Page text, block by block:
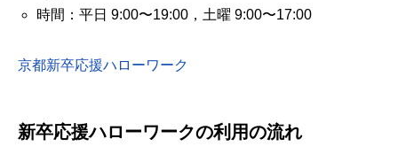
時間：平日 9:00〜19:00，土曜 9:00〜17:00
京都新卒応援ハローワーク
新卒応援ハローワークの利用の流れ